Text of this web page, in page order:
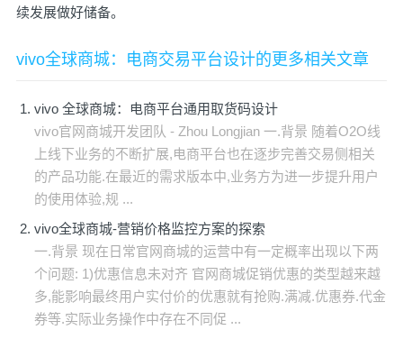
续发展做好储备。
vivo全球商城：电商交易平台设计的更多相关文章
vivo 全球商城：电商平台通用取货码设计
vivo官网商城开发团队 - Zhou Longjian 一.背景 随着O2O线
上线下业务的不断扩展,电商平台也在逐步完善交易侧相关
的产品功能.在最近的需求版本中,业务方为进一步提升用户
的使用体验,规 ...
vivo全球商城-营销价格监控方案的探索
一.背景 现在日常官网商城的运营中有一定概率出现以下两
个问题: 1)优惠信息未对齐 官网商城促销优惠的类型越来越
多,能影响最终用户实付价的优惠就有抢购.满减.优惠券.代金
券等.实际业务操作中存在不同促 ...